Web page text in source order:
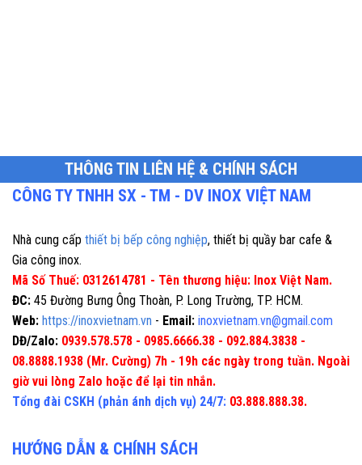
THÔNG TIN LIÊN HỆ & CHÍNH SÁCH
CÔNG TY TNHH SX - TM - DV INOX VIỆT NAM
Nhà cung cấp thiết bị bếp công nghiệp, thiết bị quầy bar cafe &
Gia công inox.
Mã Số Thuế: 0312614781 - Tên thương hiệu: Inox Việt Nam.
ĐC: 45 Đường Bưng Ông Thoàn, P. Long Trường, TP. HCM.
Web: https://inoxvietnam.vn - Email: inoxvietnam.vn@gmail.com
DĐ/Zalo: 0939.578.578 - 0985.6666.38 - 092.884.3838 -
08.8888.1938 (Mr. Cường) 7h - 19h các ngày trong tuần. Ngoài
giờ vui lòng Zalo hoặc để lại tin nhắn.
Tổng đài CSKH (phản ánh dịch vụ) 24/7: 03.888.888.38.
HƯỚNG DẪN & CHÍNH SÁCH